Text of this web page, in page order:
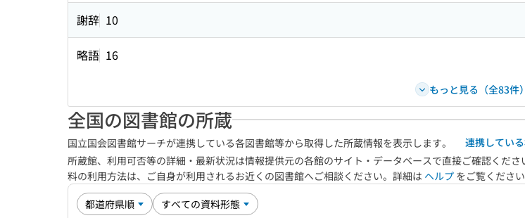
謝辞 10
略語 16
もっと見る（全83件）
全国の図書館の所蔵
国立国会図書館サーチが連携している各図書館等から取得した所蔵情報を表示します。
連携してい
所蔵館、利用可否等の詳細・最新状況は情報提供元の各館のサイト・データベースで直接ご確認くだ
料の利用方法は、ご自身が利用されるお近くの図書館へご相談ください。詳細は ヘルプ をご覧ください